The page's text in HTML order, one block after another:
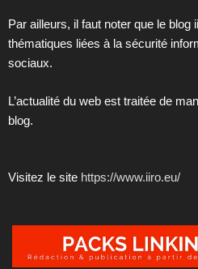
Par ailleurs, il faut noter que le blog
thématiques liées à la sécurité
sociaux.
L’actualité du web est traitée de
blog.
Visitez le site https://www.iiro.eu/